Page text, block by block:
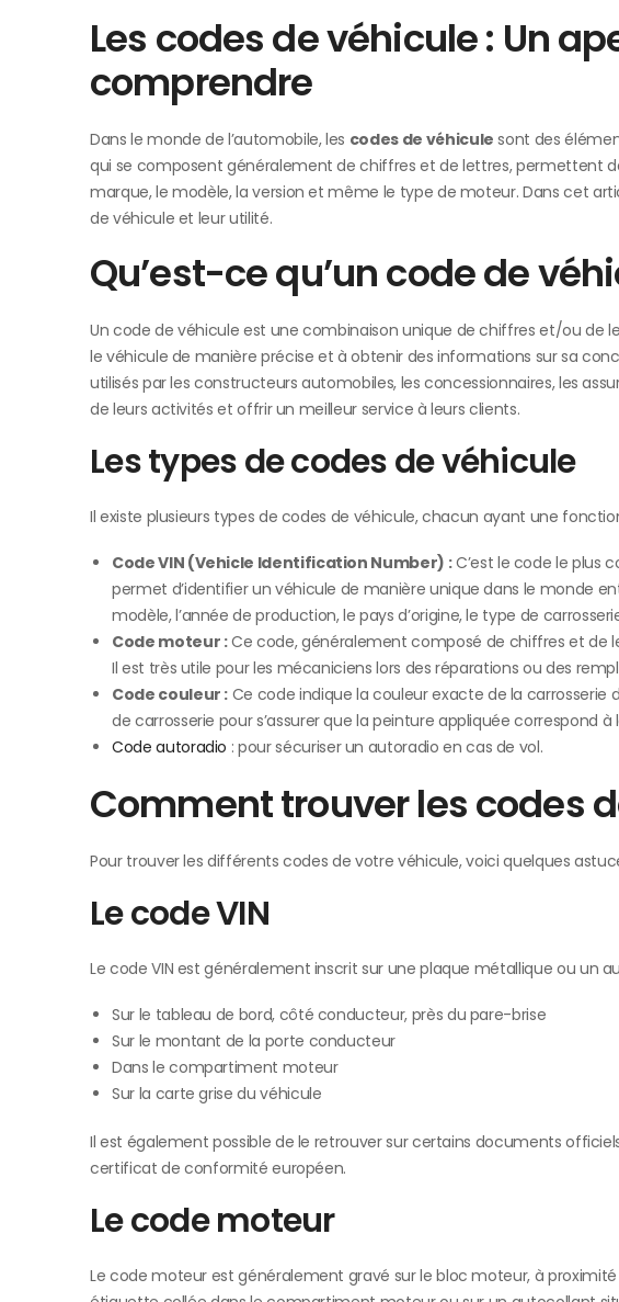
Les codes de véhicule : Un
comprendre
Dans le monde de l’automobile, les codes de véhicule sont des
qui se composent généralement de chiffres et de lettres, permettent
marque, le modèle, la version et même le type de moteur. Dans cet
de véhicule et leur utilité.
Qu’est-ce qu’un code de
Un code de véhicule est une combinaison unique de chiffres et/ou de
le véhicule de manière précise et à obtenir des informations sur sa
utilisés par les constructeurs automobiles, les concessionnaires, les
de leurs activités et offrir un meilleur service à leurs clients.
Les types de codes de véhicule
Il existe plusieurs types de codes de véhicule, chacun ayant une
Code VIN (Vehicle Identification Number) :C’est le code le plus
permet d’identifier un véhicule de manière unique dans le monde
modèle, l’année de production, le pays d’origine, le type de
Code moteur :Ce code, généralement composé de chiffres et de
Il est très utile pour les mécaniciens lors des réparations ou des
Code couleur : Ce code indique la couleur exacte de la carrosserie
de carrosserie pour s’assurer que la peinture appliquée correspond à
Code autoradio : pour sécuriser un autoradio en cas de vol.
Comment trouver les codes
Pour trouver les différents codes de votre véhicule, voici quelques
Le code VIN
Le code VIN est généralement inscrit sur une plaque métallique ou un
Sur le tableau de bord, côté conducteur, près du pare-brise
Sur le montant de la porte conducteur
Dans le compartiment moteur
Sur la carte grise du véhicule
Il est également possible de le retrouver sur certains documents
certificat de conformité européen.
Le code moteur
Le code moteur est généralement gravé sur le bloc moteur, à